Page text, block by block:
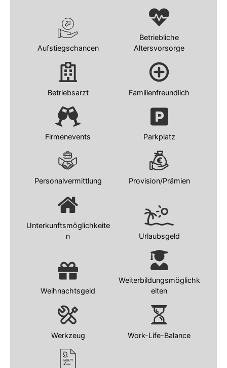
Aufstiegschancen
Betriebliche
Altersvorsorge
Betriebsarzt Familienfreundlich
Firmenevents Parkplatz
Personalvermittlung Provision/Prämien
Unterkunftsmöglichkeite
n
Urlaubsgeld
Weihnachtsgeld
Weiterbildungsmöglichk
eiten
Werkzeug Work-Life-Balance